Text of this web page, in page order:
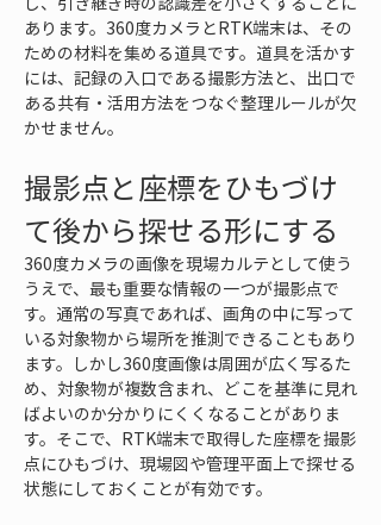
あります。360度カメラとRTK端末は、その
ための材料を集める道具です。道具を活かす
には、記録の入口である撮影方法と、出口で
ある共有・活用方法をつなぐ整理ルールが欠
かせません。
撮影点と座標をひもづけ
て後から探せる形にする
360度カメラの画像を現場カルテとして使う
うえで、最も重要な情報の一つが撮影点で
す。通常の写真であれば、画角の中に写って
いる対象物から場所を推測できることもあり
ます。しかし360度画像は周囲が広く写るた
め、対象物が複数含まれ、どこを基準に見れ
ばよいのか分かりにくくなることがありま
す。そこで、RTK端末で取得した座標を撮影
点にひもづけ、現場図や管理平面上で探せる
状態にしておくことが有効です。